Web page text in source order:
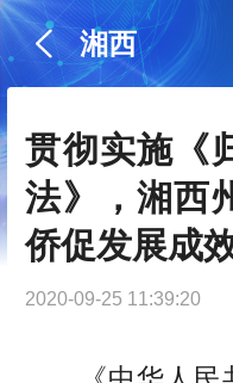
湘西
贯彻实施《
法》，湘西
侨促发展成
2020-09-25 11:39:20